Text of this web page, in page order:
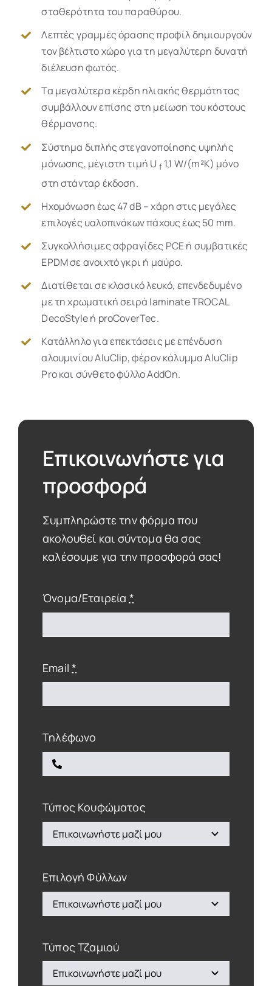
σταθερότητα του παραθύρου.
Λεπτές γραμμές όρασης προφίλ δημιουργούν
τον βέλτιστο χώρο για τη μεγαλύτερη δυνατή
διέλευση φωτός.
Τα μεγαλύτερα κέρδη ηλιακής θερμότητας
συμβάλλουν επίσης στη μείωση του κόστους
θέρμανσης.
Σύστημα διπλής στεγανοποίησης υψηλής
μόνωσης, μέγιστη τιμή U f1,1 W/(m²K) μόνο
στη στάνταρ έκδοση.
Ηχομόνωση έως 47 dB – χάρη στις μεγάλες
επιλογές υαλοπινάκων πάχους έως 50 mm.
Συγκολλήσιμες σφραγίδες PCE ή συμβατικές
EPDM σε ανοιχτό γκρι ή μαύρο.
Διατίθεται σε κλασικό λευκό, επενδεδυμένο
με τη χρωματική σειρά laminate TROCAL
DecoStyle ή proCoverTec.
Κατάλληλο για επεκτάσεις με επένδυση
αλουμινίου AluClip, φέρον κάλυμμα AluClip
Pro και σύνθετο φύλλο AddOn.
Επικοινωνήστε για
προσφορά
Συμπληρώστε την φόρμα που
ακολουθεί και σύντομα θα σας
καλέσουμε για την προσφορά σας!
Όνομα/Εταιρεία *
Email*
Τηλέφωνο
Τύπος Κουφώματος
Επιλογή Φύλλων
Τύπος Τζαμιού